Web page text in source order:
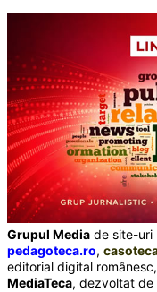
Grupul Media de site-uri
pedagoteca.ro,
editorial digital
MediaTeca, dezvoltat de